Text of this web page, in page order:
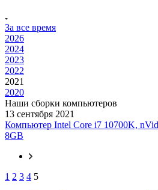
За все время
2026
2024
2023
2022
2021
2020
Наши сборки компьютеров
13 сентября 2021
Компьютер Intel Core i7 10700K,
8GB
1 2 3 4 5